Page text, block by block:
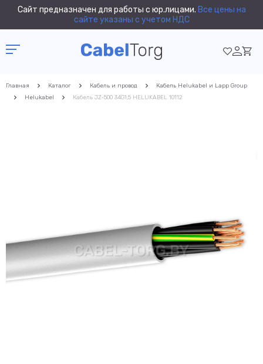
Сайт предназначен для работы с юр.лицами. Все цены на
сайте указаны с учетом НДС
Главная Каталог Кабель и провод
Кабель Helukabel и Lapp Group
Helukabel
Кабель JZ-500 34G1,5 HELUKABEL 10112